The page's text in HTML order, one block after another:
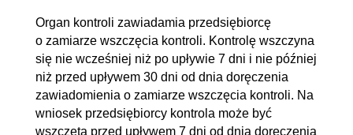
Organ kontroli zawiadamia przedsiębiorcę
o zamiarze wszczęcia kontroli. Kontrolę wszczyna
się nie wcześniej niż po upływie 7 dni i nie później
niż przed upływem 30 dni od dnia doręczenia
zawiadomienia o zamiarze wszczęcia kontroli. Na
wniosek przedsiębiorcy kontrola może być
wszczęta przed upływem 7 dni od dnia doręczenia